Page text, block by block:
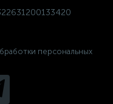
персональных